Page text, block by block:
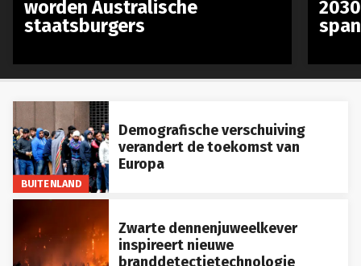
BUITENLAND
Demografische verschuiving
verandert de toekomst van
Europa
Zwarte dennenjuweelkever
inspireert nieuwe
branddetectietechnologie
staatsburgers